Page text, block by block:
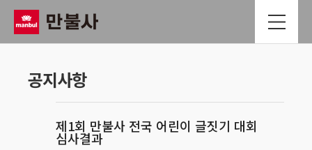
공지사항
제1회 만불사 전국 어린이 글짓기 대회
심사결과